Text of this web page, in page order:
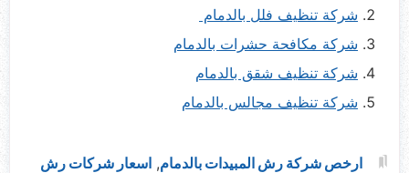
شركة تنظيف فلل بالدمام
شركة مكافحة حشرات بالدمام
شركة تنظيف شقق بالدمام
شركة تنظيف مجالس بالدمام
ارخص شركة رش المبيدات بالدمام, اسعار شركات رش